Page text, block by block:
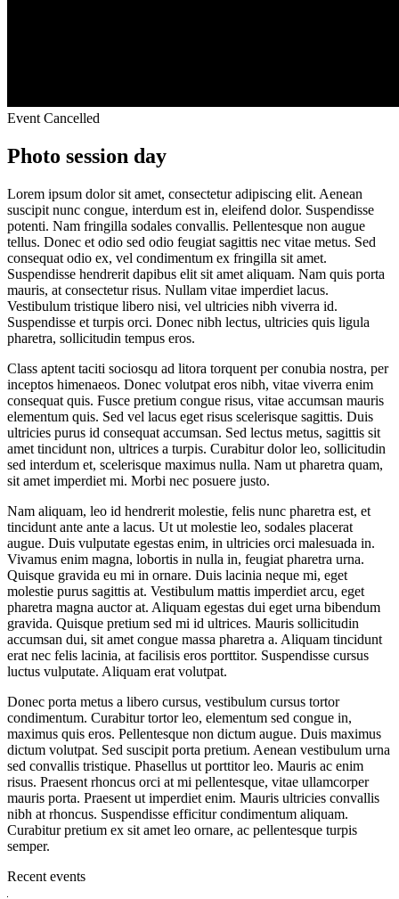
Event Cancelled
Photo session day
Lorem ipsum dolor sit amet, consectetur adipiscing elit. Aenean
suscipit nunc congue, interdum est in, eleifend dolor. Suspendisse
potenti. Nam fringilla sodales convallis. Pellentesque non augue
tellus. Donec et odio sed odio feugiat sagittis nec vitae metus. Sed
consequat odio ex, vel condimentum ex fringilla sit amet.
Suspendisse hendrerit dapibus elit sit amet aliquam. Nam quis porta
mauris, at consectetur risus. Nullam vitae imperdiet lacus.
Vestibulum tristique libero nisi, vel ultricies nibh viverra id.
Suspendisse et turpis orci. Donec nibh lectus, ultricies quis ligula
pharetra, sollicitudin tempus eros.
Class aptent taciti sociosqu ad litora torquent per conubia nostra, per
inceptos himenaeos. Donec volutpat eros nibh, vitae viverra enim
consequat quis. Fusce pretium congue risus, vitae accumsan mauris
elementum quis. Sed vel lacus eget risus scelerisque sagittis. Duis
ultricies purus id consequat accumsan. Sed lectus metus, sagittis sit
amet tincidunt non, ultrices a turpis. Curabitur dolor leo, sollicitudin
sed interdum et, scelerisque maximus nulla. Nam ut pharetra quam,
sit amet imperdiet mi. Morbi nec posuere justo.
Nam aliquam, leo id hendrerit molestie, felis nunc pharetra est, et
tincidunt ante ante a lacus. Ut ut molestie leo, sodales placerat
augue. Duis vulputate egestas enim, in ultricies orci malesuada in.
Vivamus enim magna, lobortis in nulla in, feugiat pharetra urna.
Quisque gravida eu mi in ornare. Duis lacinia neque mi, eget
molestie purus sagittis at. Vestibulum mattis imperdiet arcu, eget
pharetra magna auctor at. Aliquam egestas dui eget urna bibendum
gravida. Quisque pretium sed mi id ultrices. Mauris sollicitudin
accumsan dui, sit amet congue massa pharetra a. Aliquam tincidunt
erat nec felis lacinia, at facilisis eros porttitor. Suspendisse cursus
luctus vulputate. Aliquam erat volutpat.
Donec porta metus a libero cursus, vestibulum cursus tortor
condimentum. Curabitur tortor leo, elementum sed congue in,
maximus quis eros. Pellentesque non dictum augue. Duis maximus
dictum volutpat. Sed suscipit porta pretium. Aenean vestibulum urna
sed convallis tristique. Phasellus ut porttitor leo. Mauris ac enim
risus. Praesent rhoncus orci at mi pellentesque, vitae ullamcorper
mauris porta. Praesent ut imperdiet enim. Mauris ultricies convallis
nibh at rhoncus. Suspendisse efficitur condimentum aliquam.
Curabitur pretium ex sit amet leo ornare, ac pellentesque turpis
semper.
Recent events